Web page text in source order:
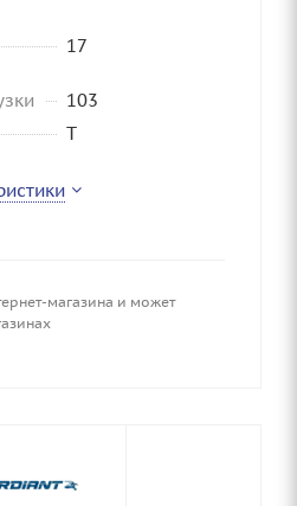
17
103
T
магазина и может